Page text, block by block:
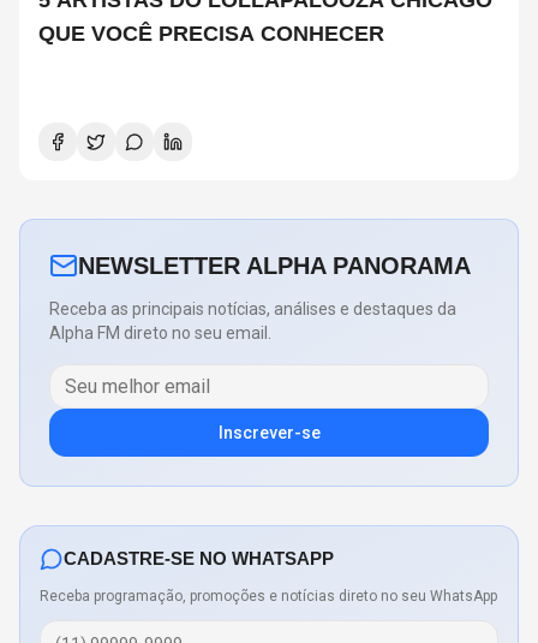
QUE VOCÊ PRECISA CONHECER
NEWSLETTER ALPHA PANORAMA
Receba as principais notícias, análises e destaques da
Alpha FM direto no seu email.
Inscrever-se
CADASTRE-SE NO WHATSAPP
Receba programação, promoções e notícias direto no seu WhatsApp